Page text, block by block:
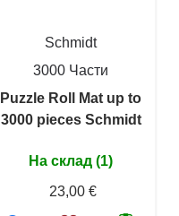
Schmidt
3000 Части
Puzzle Roll Mat up to
3000 pieces Schmidt
На склад (1)
23,00 €